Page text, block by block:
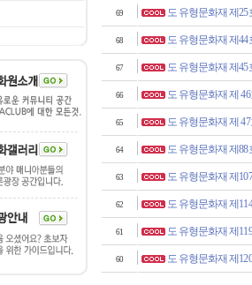
69 도 유형문화재 제
68 도 유형문화재 제
67 도 유형문화재 제
66 도 유형문화재 제
65 도 유형문화재 제
64 도 유형문화재 제
63 도 유형문화재 제
62 도 유형문화재 제
61 도 유형문화재 제
60 도 유형문화재 제